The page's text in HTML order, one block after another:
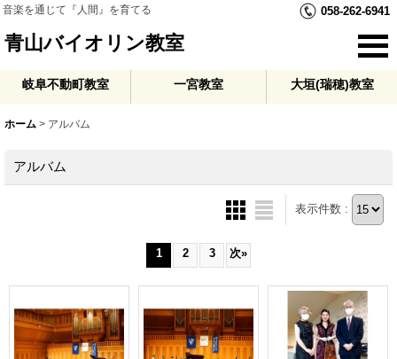
音楽を通じて『人間』を育てる 058-262-6941
青山バイオリン教室
岐阜不動町教室 一宮教室 大垣(瑞穂)教室
ホーム > アルバム
アルバム
表示件数 :
1 2 3 次»